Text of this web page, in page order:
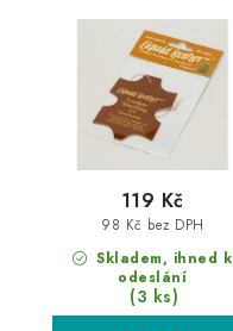
vůně kůže
Skladem, ihned k
odeslání
(3 ks)
98 Kč bez DPH
119 Kč